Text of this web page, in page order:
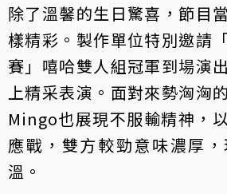
除了溫馨的生日驚喜，節目
樣精彩。製作單位特別邀請
賽」嘻哈雙人組冠軍到場演
上精采表演。面對來勢洶洶
Mingo也展現不服輸精神，
應戰，雙方較勁意味濃厚
溫。